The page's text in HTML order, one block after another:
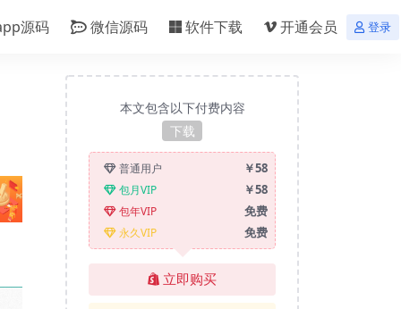
源码 微信源码 软件下载 开通会员 登录
本文包含以下付费内容
下载
普通用户 ￥58
包月VIP ￥58
包年VIP 免费
永久VIP 免费
立即购买